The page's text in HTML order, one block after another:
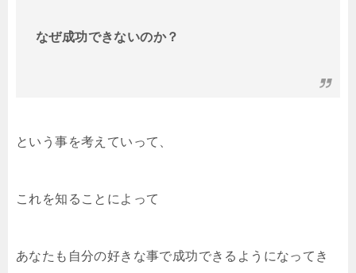
なぜ成功できないのか？
という事を考えていって、
これを知ることによって
あなたも自分の好きな事で成功できるようになってき